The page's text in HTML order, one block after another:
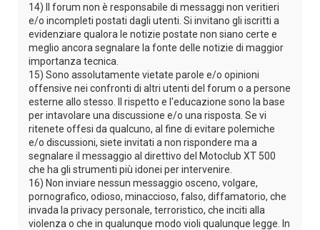
14) Il forum non è responsabile di messaggi non veritieri
e/o incompleti postati dagli utenti. Si invitano gli iscritti a
evidenziare qualora le notizie postate non siano certe e
meglio ancora segnalare la fonte delle notizie di maggior
importanza tecnica.
15) Sono assolutamente vietate parole e/o opinioni
offensive nei confronti di altri utenti del forum o a persone
esterne allo stesso. Il rispetto e l'educazione sono la base
per intavolare una discussione e/o una risposta. Se vi
ritenete offesi da qualcuno, al fine di evitare polemiche
e/o discussioni, siete invitati a non rispondere ma a
segnalare il messaggio al direttivo del Motoclub XT 500
che ha gli strumenti più idonei per intervenire.
16) Non inviare nessun messaggio osceno, volgare,
pornografico, odioso, minaccioso, falso, diffamatorio, che
invada la privacy personale, terroristico, che inciti alla
violenza o che in qualunque modo violi qualunque legge. In